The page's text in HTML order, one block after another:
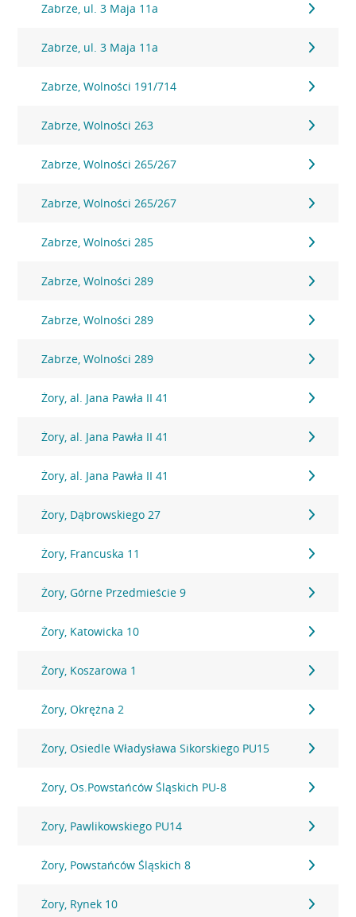
Zabrze, ul. 3 Maja 11a
Zabrze, ul. 3 Maja 11a
Zabrze, Wolności 191/714
Zabrze, Wolności 263
Zabrze, Wolności 265/267
Zabrze, Wolności 265/267
Zabrze, Wolności 285
Zabrze, Wolności 289
Zabrze, Wolności 289
Zabrze, Wolności 289
Żory, al. Jana Pawła II 41
Żory, al. Jana Pawła II 41
Żory, al. Jana Pawła II 41
Żory, Dąbrowskiego 27
Żory, Francuska 11
Żory, Górne Przedmieście 9
Żory, Katowicka 10
Żory, Koszarowa 1
Żory, Okrężna 2
Żory, Osiedle Władysława Sikorskiego PU15
Żory, Os.Powstańców Śląskich PU-8
Żory, Pawlikowskiego PU14
Żory, Powstańców Śląskich 8
Żory, Rynek 10